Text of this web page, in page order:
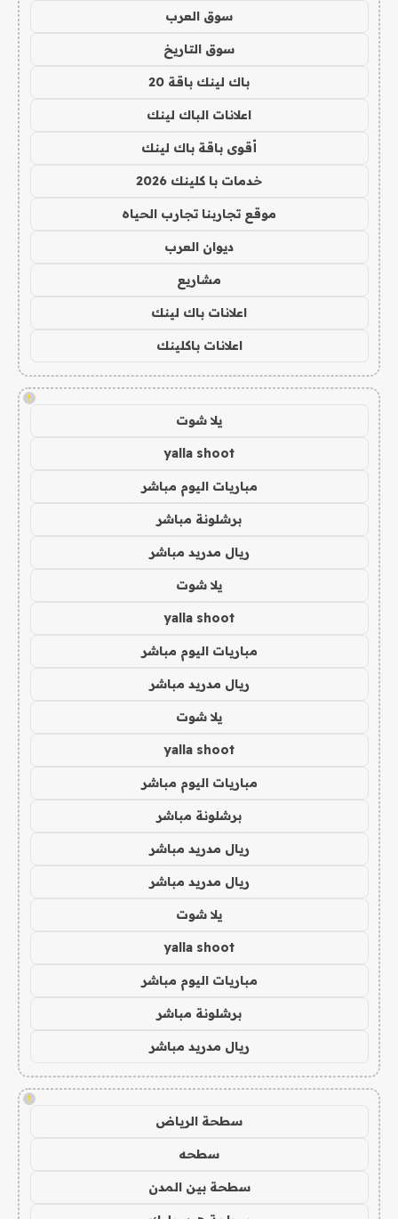
سوق العرب
سوق التاريخ
باك لينك باقة 20
اعلانات الباك لينك
أقوى باقة باك لينك
خدمات با كلينك 2026
موقع تجاربنا تجارب الحياه
ديوان العرب
مشاريع
اعلانات باك لينك
اعلانات باكلينك
!
يلا شوت
yalla shoot
مباريات اليوم مباشر
برشلونة مباشر
ريال مدريد مباشر
يلا شوت
yalla shoot
مباريات اليوم مباشر
ريال مدريد مباشر
يلا شوت
yalla shoot
مباريات اليوم مباشر
برشلونة مباشر
ريال مدريد مباشر
ريال مدريد مباشر
يلا شوت
yalla shoot
مباريات اليوم مباشر
برشلونة مباشر
ريال مدريد مباشر
!
سطحة الرياض
سطحه
سطحة بين المدن